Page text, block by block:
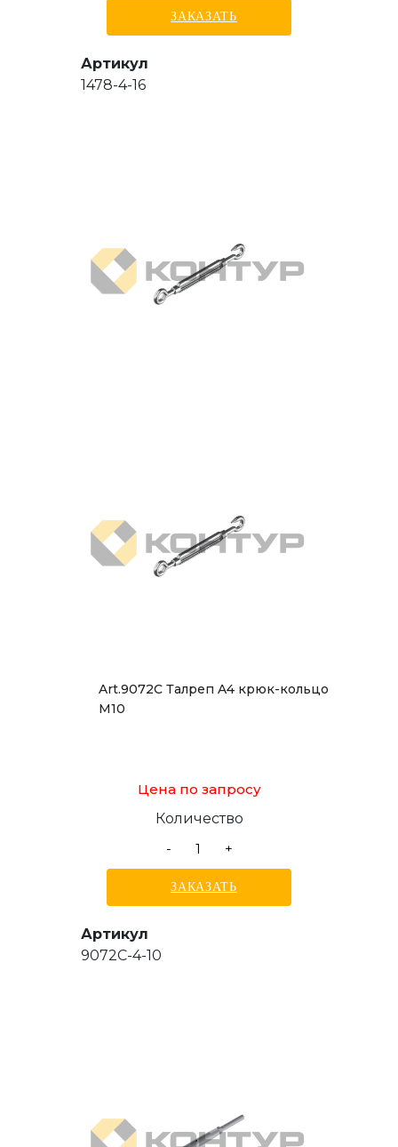
ЗАКАЗАТЬ
Артикул
1478-4-16
Art.9072С Талреп A4 крюк-кольцо
М10
Цена по запросу
Количество
-
+
ЗАКАЗАТЬ
Артикул
9072C-4-10